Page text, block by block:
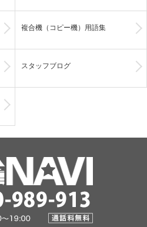
複合機（コピー機）用語集
スタッフブログ